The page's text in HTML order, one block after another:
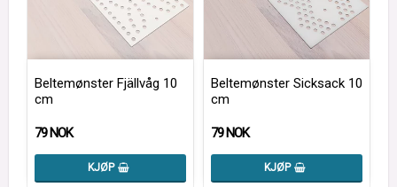
Beltemønster Fjällvåg 10
cm
79 NOK
KJØP
Beltemønster Sicksack 10
cm
79 NOK
KJØP